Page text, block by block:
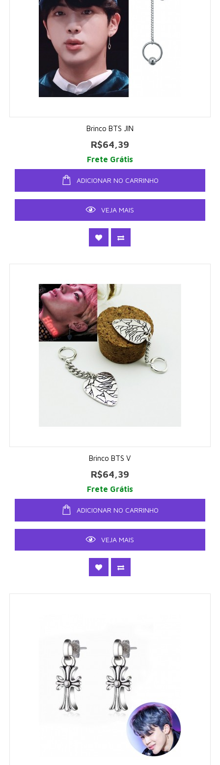
Brinco BTS JIN
R$64,39
Frete Grátis
ADICIONAR NO CARRINHO
VEJA MAIS
Brinco BTS V
R$64,39
Frete Grátis
ADICIONAR NO CARRINHO
VEJA MAIS